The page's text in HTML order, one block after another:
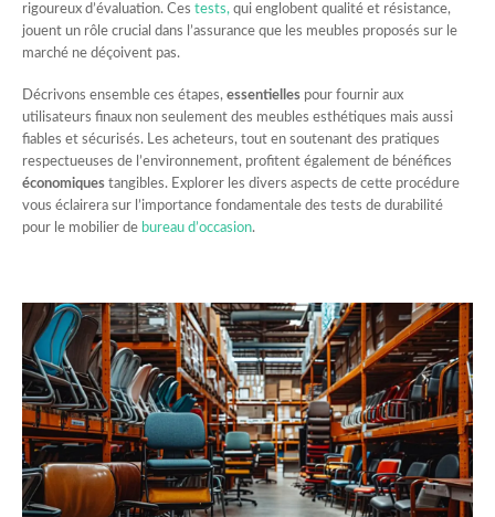
rigoureux d’évaluation. Ces tests, qui englobent qualité et résistance,
jouent un rôle crucial dans l’assurance que les meubles proposés sur le
marché ne déçoivent pas.
Décrivons ensemble ces étapes, essentielles pour fournir aux
utilisateurs finaux non seulement des meubles esthétiques mais aussi
fiables et sécurisés. Les acheteurs, tout en soutenant des pratiques
respectueuses de l’environnement, profitent également de bénéfices
économiques tangibles. Explorer les divers aspects de cette procédure
vous éclairera sur l’importance fondamentale des tests de durabilité
pour le mobilier de bureau d’occasion.